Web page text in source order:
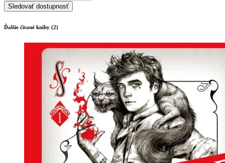
Sledovať dostupnosť
Ďalšie čítané knihy (2)